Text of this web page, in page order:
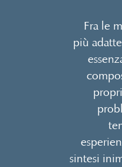
Fra le
più
sintesi